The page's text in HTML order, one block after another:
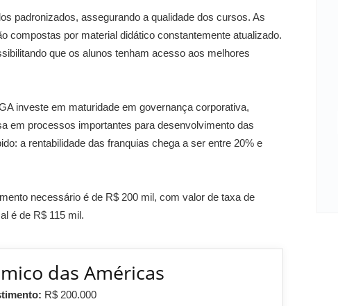
padronizados, assegurando a qualidade dos cursos. As
compostas por material didático constantemente atualizado.
que os alunos tenham acesso aos melhores
investe em maturidade em governança corporativa,
em processos importantes para desenvolvimento das
a rentabilidade das franquias chega a ser entre 20% e
necessário é de R$ 200 mil, com valor de taxa de
é de R$ 115 mil.
das Américas
R$ 200.000